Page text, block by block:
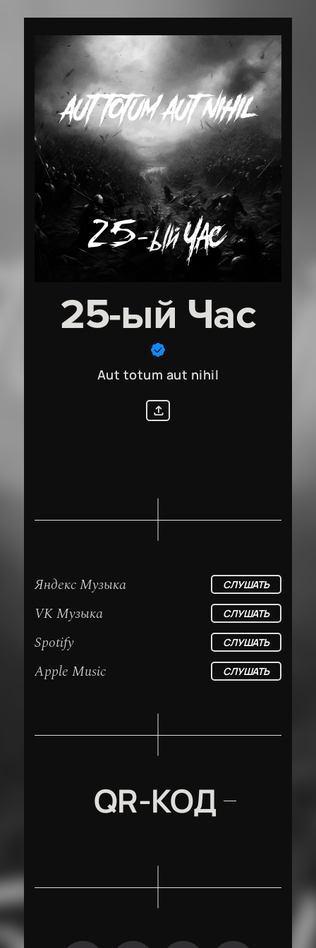
25-ый Час
Aut totum aut nihil
Яндекс Музыка СЛУШАТЬ
VK Музыка СЛУШАТЬ
Spotify СЛУШАТЬ
Apple Music СЛУШАТЬ
QR-КОД